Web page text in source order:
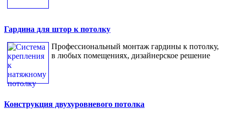
Гардина для штор к потолку
Профессиональный монтаж гардины к потолку,
в любых помещениях, дизайнерское решение
Конструкция двухуровневого потолка